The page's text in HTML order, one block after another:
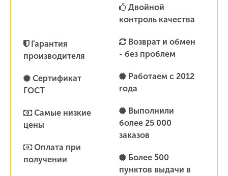
Гарантия
производителя
Сертификат
ГОСТ
Самые низкие
цены
Оплата при
получении
Двойной
контроль качества
Возврат и обмен
- без проблем
Работаем с 2012
года
Выполнили
более 25 000
заказов
Более 500
пунктов выдачи в